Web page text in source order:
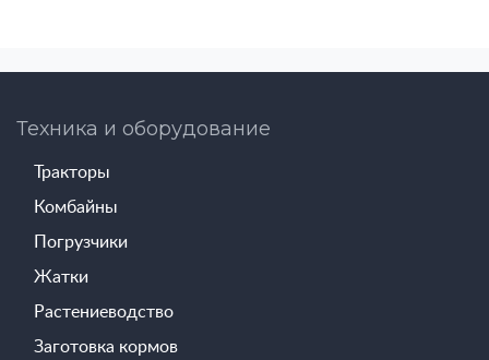
Техника и оборудование
Тракторы
Комбайны
Погрузчики
Жатки
Растениеводство
Заготовка кормов